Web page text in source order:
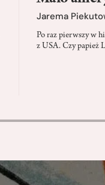
Jarema
Po raz pierwszy w
z USA. Czy papież